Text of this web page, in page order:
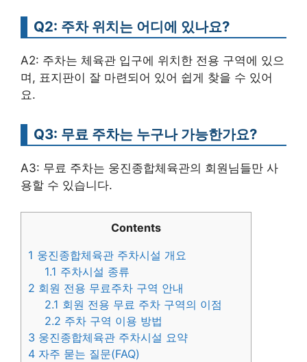
Q2: 주차 위치는 어디에 있나요?
A2: 주차는 체육관 입구에 위치한 전용 구역에 있으
며, 표지판이 잘 마련되어 있어 쉽게 찾을 수 있어
요.
Q3: 무료 주차는 누구나 가능한가요?
A3: 무료 주차는 웅진종합체육관의 회원님들만 사
용할 수 있습니다.
Contents
1 웅진종합체육관 주차시설 개요
1.1 주차시설 종류
2 회원 전용 무료주차 구역 안내
2.1 회원 전용 무료 주차 구역의 이점
2.2 주차 구역 이용 방법
3 웅진종합체육관 주차시설 요약
4 자주 묻는 질문(FAQ)